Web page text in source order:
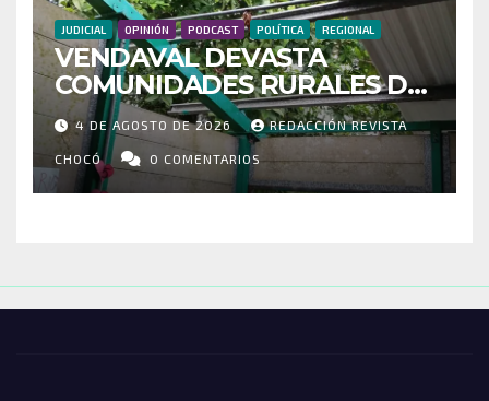
JUDICIAL OPINIÓN PODCAST POLÍTICA REGIONAL
VENDAVAL DEVASTA
COMUNIDADES RURALES DE
RIOSUCIO: ESCUELAS,
VIVIENDAS Y CEMENTERIO
ENTRE LOS AFECTADOS
4 DE AGOSTO DE 2026 REDACCIÓN REVISTA
CHOCÓ 0 COMENTARIOS